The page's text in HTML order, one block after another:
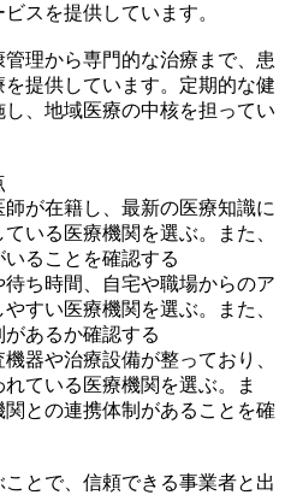
スを提供しています。
理から専門的な治療まで、患
提供しています。定期的な健
、地域医療の中核を担ってい
が在籍し、最新の医療知識に
いる医療機関を選ぶ。また、
ることを確認する
ち時間、自宅や職場からのア
すい医療機関を選ぶ。また、
あるか確認する
器や治療設備が整っており、
ている医療機関を選ぶ。ま
との連携体制があることを確
とで、信頼できる事業者と出